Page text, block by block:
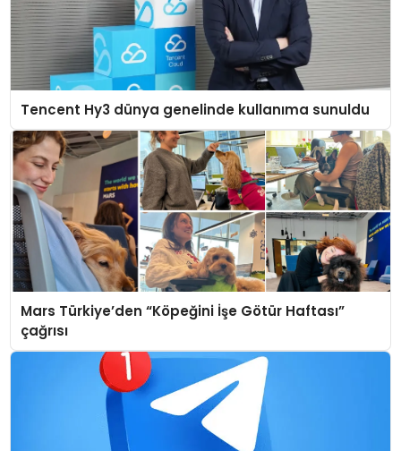
Tencent Hy3 dünya genelinde kullanıma sunuldu
Mars Türkiye’den “Köpeğini İşe Götür Haftası”
çağrısı